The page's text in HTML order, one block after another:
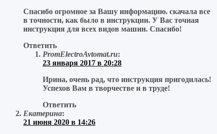
Спасибо огромное за Вашу информацию. скачала все
в точности, как было в инструкции. У Вас точная
инструкция для всех видов машин. Спасибо!
Ответить
PromElectroAvtomat.ru:
23 января 2017 в 20:28
Ирина, очень рад, что инструкция пригодилась!
Успехов Вам в творчестве и в труде!
Ответить
Екатерина:
21 июня 2020 в 14:26